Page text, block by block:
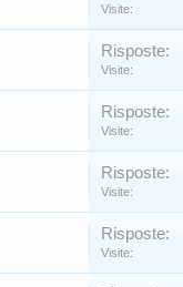
Visite:
Risposte:
Visite:
Risposte:
Visite:
Risposte:
Visite:
Risposte:
Visite: